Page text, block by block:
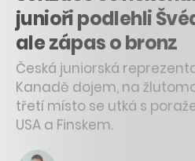
junioři podlehli
ale zápas o bronz
Česká juniorská
Kanadě dojem, na
třetí místo se utká s
USA a Finskem.